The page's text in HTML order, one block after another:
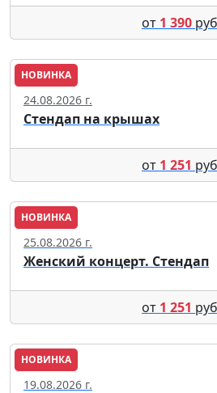
от 1 390
НОВИНКА
Москва
24.08.2026 г.
Стендап на крышах
от 1 251
НОВИНКА
Москва
25.08.2026 г.
Женский концерт. Стендап
от 1 251
НОВИНКА
Москва
19.08.2026 г.